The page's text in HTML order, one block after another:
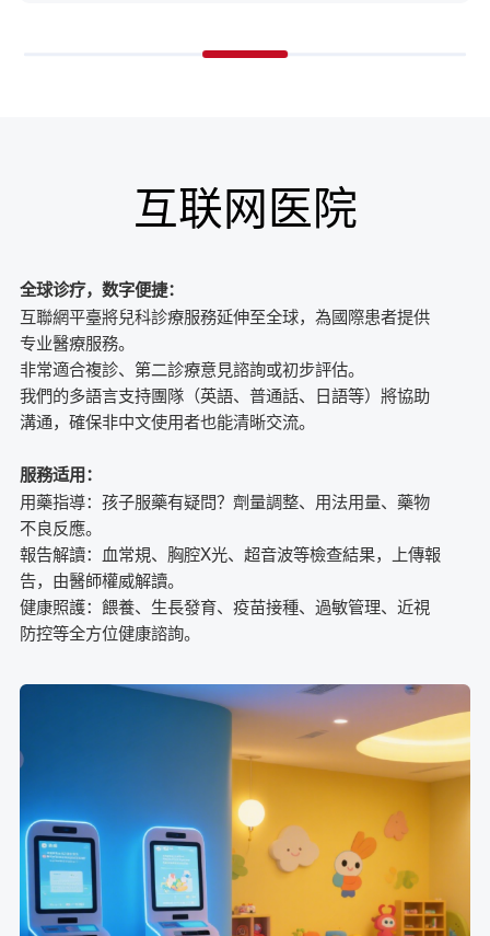
互联网医院
全球诊疗，数字便捷：
互聯網平臺將兒科診療服務延伸至全球，為國際患者提供
专业醫療服務。
非常適合複診、第二診療意見諮詢或初步評估。
我們的多語言支持團隊（英語、普通話、日語等）將協助
溝通，確保非中文使用者也能清晰交流。
服務适用：
用藥指導：孩子服藥有疑問？劑量調整、用法用量、藥物
不良反應。
報告解讀：血常規、胸腔X光、超音波等檢查結果，上傳報
告，由醫師權威解讀。
健康照護：餵養、生長發育、疫苗接種、過敏管理、近視
防控等全方位健康諮詢。
心理健康支持。
手机微信搜尋「北京京都兒童醫院」公眾號或小程序，點
選擇所需科別／醫師，填寫孩子基本資料，準確描述症狀
並上傳相關資料（支援病歷／圖片）。
專科醫師將於24小時內透過文字、圖片、語音為您詳細解
答。
也可使用手機微信掃描 QR Code，立即進入服務。